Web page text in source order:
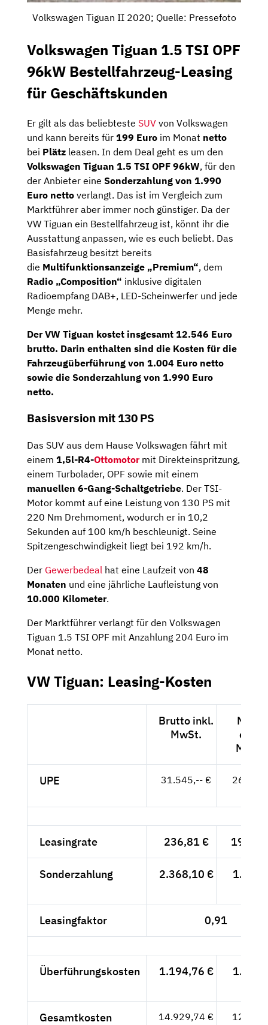
Volkswagen Tiguan II 2020; Quelle: Pressefoto
Volkswagen Tiguan 1.5 TSI OPF
96kW Bestellfahrzeug-Leasing
für Geschäftskunden
Er gilt als das beliebteste SUV von Volkswagen
und kann bereits für 199 Euro im Monat netto
bei Plätz leasen. In dem Deal geht es um den
Volkswagen Tiguan 1.5 TSI OPF 96kW, für den
der Anbieter eine Sonderzahlung von 1.990
Euro netto verlangt. Das ist im Vergleich zum
Marktführer aber immer noch günstiger. Da der
VW Tiguan ein Bestellfahrzeug ist, könnt ihr die
Ausstattung anpassen, wie es euch beliebt. Das
Basisfahrzeug besitzt bereits
die Multifunktionsanzeige „Premium“, dem
Radio „Composition“ inklusive digitalen
Radioempfang DAB+, LED-Scheinwerfer und jede
Menge mehr.
Der VW Tiguan kostet insgesamt 12.546 Euro
brutto. Darin enthalten sind die Kosten für die
Fahrzeugüberführung von 1.004 Euro netto
sowie die Sonderzahlung von 1.990 Euro
netto.
Basisversion mit 130 PS
Das SUV aus dem Hause Volkswagen fährt mit
einem 1,5l-R4-Ottomotormit Direkteinspritzung,
einem Turbolader, OPF sowie mit einem
manuellen 6-Gang-Schaltgetriebe. Der TSI-
Motor kommt auf eine Leistung von 130 PS mit
220 Nm Drehmoment, wodurch er in 10,2
Sekunden auf 100 km/h beschleunigt. Seine
Spitzengeschwindigkeit liegt bei 192 km/h.
Der Gewerbedeal hat eine Laufzeit von 48
Monaten und eine jährliche Laufleistung von
10.000 Kilometer.
Der Marktführer verlangt für den Volkswagen
Tiguan 1.5 TSI OPF mit Anzahlung 204 Euro im
Monat netto.
VW Tiguan: Leasing-Kosten
Brutto inkl.
MwSt.
Netto
exkl.
MwSt.
UPE 31.545,-- €
Leasingrate 236,81 € 199,--
Sonderzahlung 2.368,10 €
Leasingfaktor 0,91
Überführungskosten 1.194,76 €
Gesamtkosten 14.929,74 €